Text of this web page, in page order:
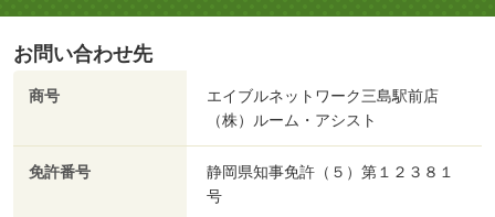
お問い合わせ先
商号
エイブルネットワーク三島駅前店
（株）ルーム・アシスト
免許番号
静岡県知事免許（５）第１２３８１
号